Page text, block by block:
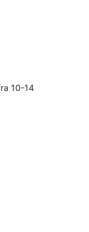
10-14